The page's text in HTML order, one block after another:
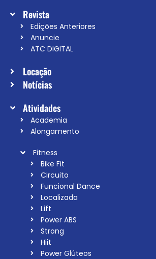
Revista
Edições Anteriores
Anuncie
ATC DIGITAL
Locação
Notícias
Atividades
Academia
Alongamento
Fitness
Bike Fit
Circuito
Funcional Dance
Localizada
Lift
Power ABS
Strong
Hiit
Power Glúteos